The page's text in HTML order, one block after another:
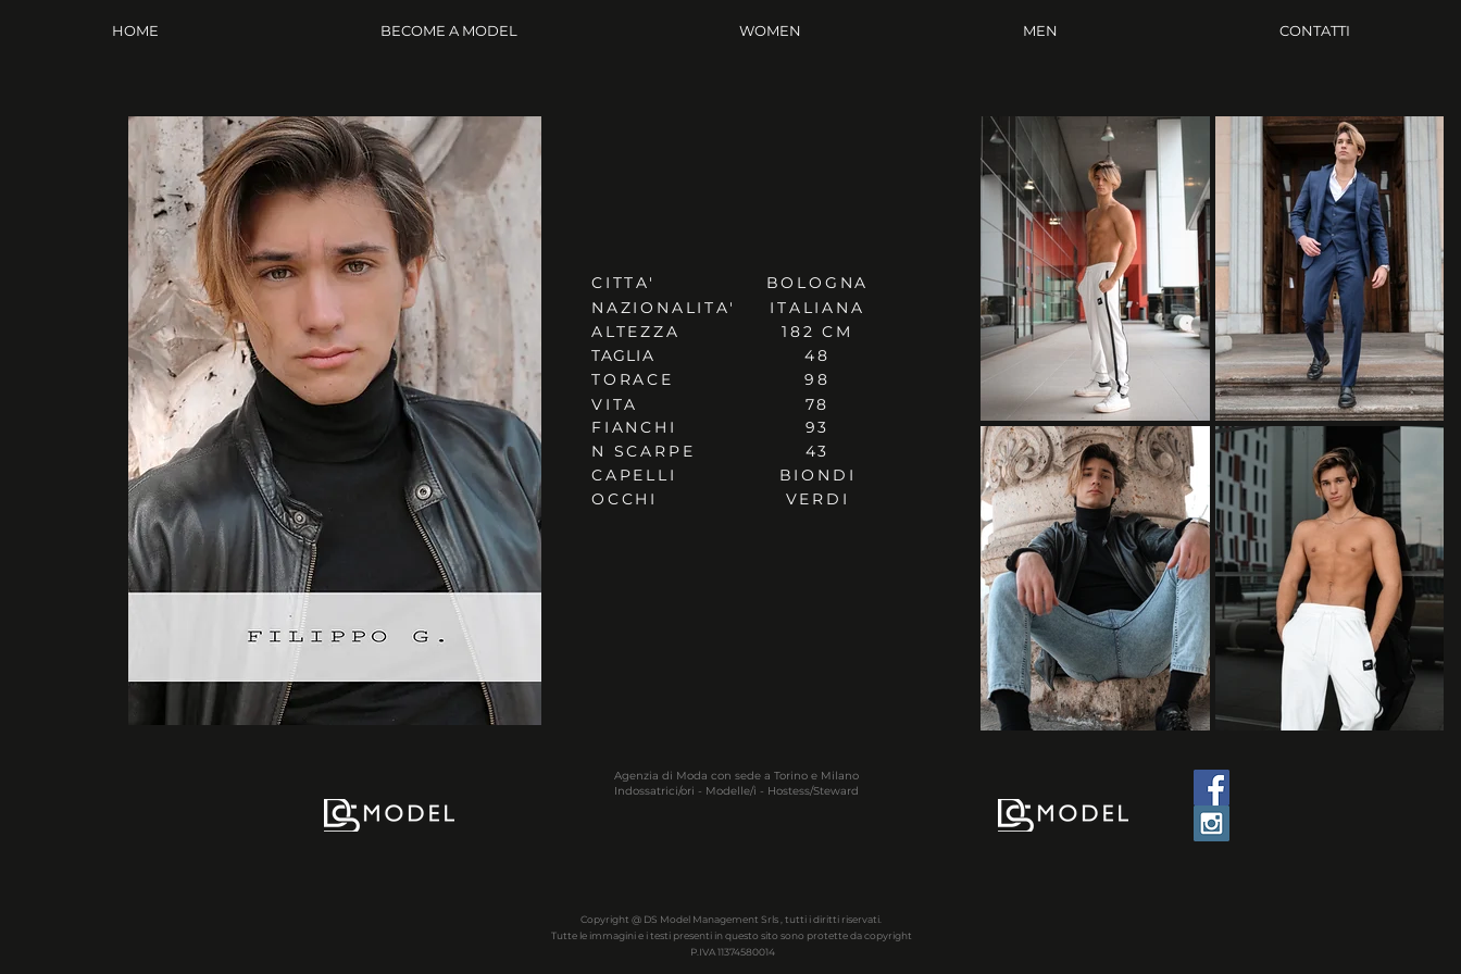
HOME BECOME A MODEL WOMEN MEN CONTATTI
ITALIANA
182 CM
48
98
78
93
43
BIONDI
VERDI
BOLOGNA
NAZIONALITA'
ALTEZZA
TAGLIA
TORACE
VITA
FIANCHI
N SCARPE
CAPELLI
OCCHI
CITTA'
Agenzia di Moda con sede a Torino e Milano
Indossatrici/ori - Modelle/i - Hostess/Steward
Copyright @ DS Model Management Srls , tutti i diritti riservati.
Tutte le immagini e i testi presenti in questo sito sono protette da copyright
P.IVA 11374580014